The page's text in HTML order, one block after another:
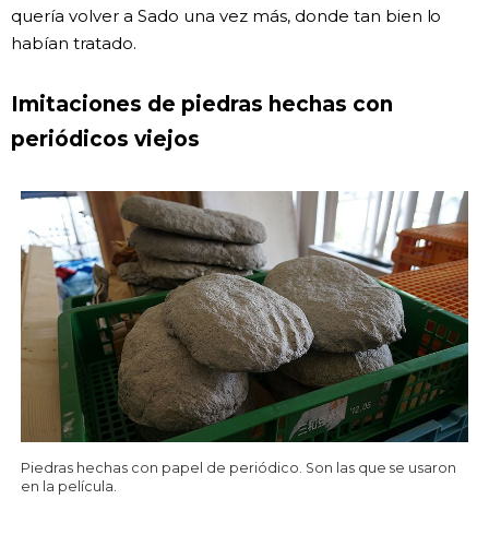
quería volver a Sado una vez más, donde tan bien lo
habían tratado.
Imitaciones de piedras hechas con
periódicos viejos
Piedras hechas con papel de periódico. Son las que se usaron
en la película.